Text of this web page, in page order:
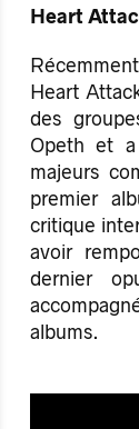
Heart
Heart
des
Opeth et a
majeurs
premier
critique
avoir
dernier
albums.